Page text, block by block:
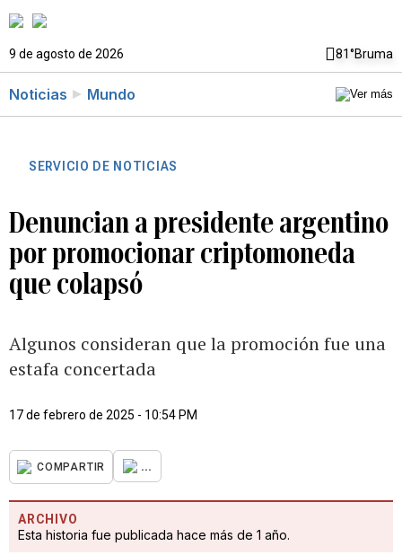
9 de agosto de 2026 81°Bruma
Noticias Mundo
SERVICIO DE NOTICIAS
Denuncian a presidente argentino
por promocionar criptomoneda
que colapsó
Algunos consideran que la promoción fue una
estafa concertada
17 de febrero de 2025 - 10:54 PM
COMPARTIR ...
ARCHIVO
Esta historia fue publicada hace más de 1 año.